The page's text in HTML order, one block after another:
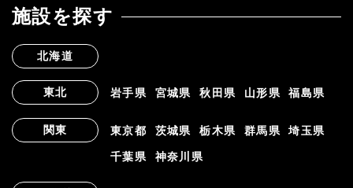
施設を探す
北海道
東北 岩手県 宮城県 秋田県 山形県 福島県
関東 東京都 茨城県 栃木県 群馬県 埼玉県
千葉県 神奈川県